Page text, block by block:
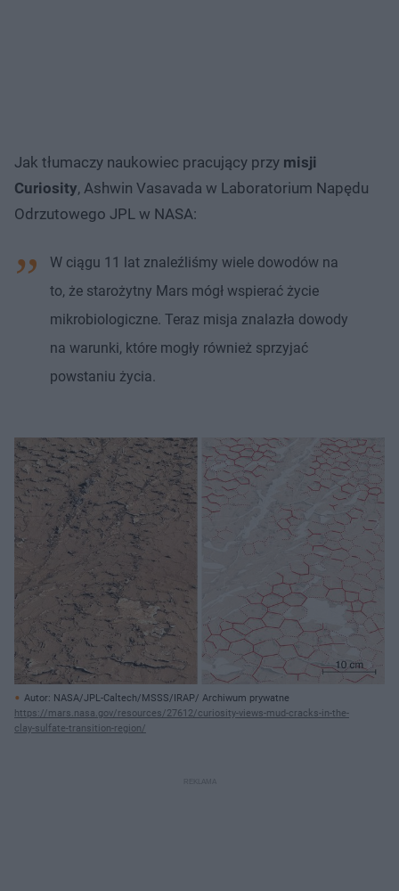
Jak tłumaczy naukowiec pracujący przy misji
Curiosity, Ashwin Vasavada w Laboratorium Napędu
Odrzutowego JPL w NASA:
W ciągu 11 lat znaleźliśmy wiele dowodów na
to, że starożytny Mars mógł wspierać życie
mikrobiologiczne. Teraz misja znalazła dowody
na warunki, które mogły również sprzyjać
powstaniu życia.
Autor: NASA/JPL-Caltech/MSSS/IRAP/ Archiwum prywatne
https://mars.nasa.gov/resources/27612/curiosity-views-mud-cracks-in-the-
clay-sulfate-transition-region/